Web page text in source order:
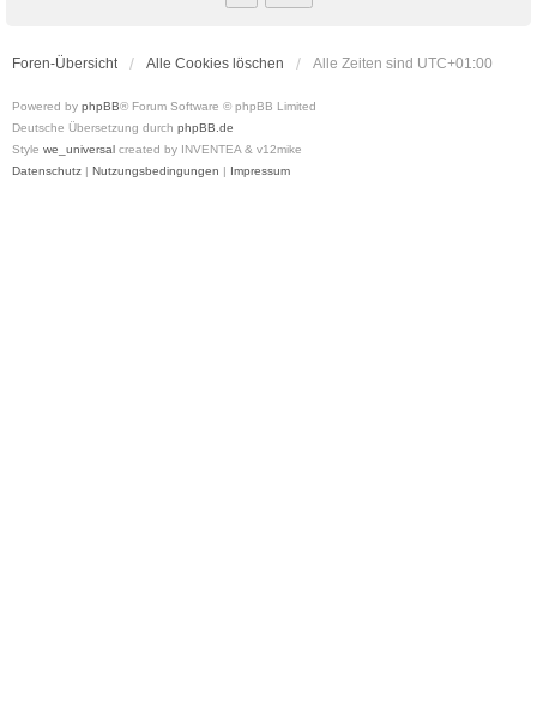
Foren-Übersicht Alle Cookies löschen Alle Zeiten sind UTC+01:00
Powered by phpBB® Forum Software © phpBB Limited
Deutsche Übersetzung durch phpBB.de
Style we_universal created by INVENTEA & v12mike
Datenschutz | Nutzungsbedingungen | Impressum